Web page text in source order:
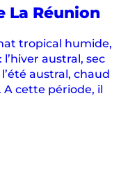
La Réunion
tropical humide,
austral, sec
austral, chaud
A cette période, il